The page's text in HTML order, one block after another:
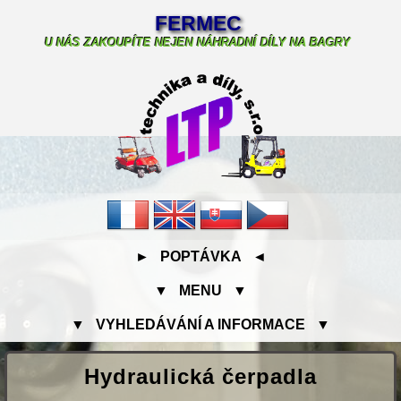
FERMEC
U NÁS ZAKOUPÍTE NEJEN NÁHRADNÍ DÍLY NA BAGRY
► POPTÁVKA ◄
▼ MENU ▼
▼ VYHLEDÁVÁNÍ A INFORMACE ▼
Hydraulická čerpadla